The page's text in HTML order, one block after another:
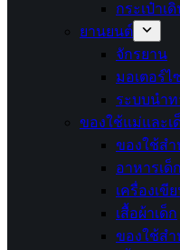
กระเป๋าเ
ยานยนต์
จักรยาน
มอเตอร์ไ
ระบบนำท
ของใช้แม่และเ
ของใช้ส
อาหารเด็
เครื่องเขี
เสื้อผ้าเด็ก
ของใช้ส